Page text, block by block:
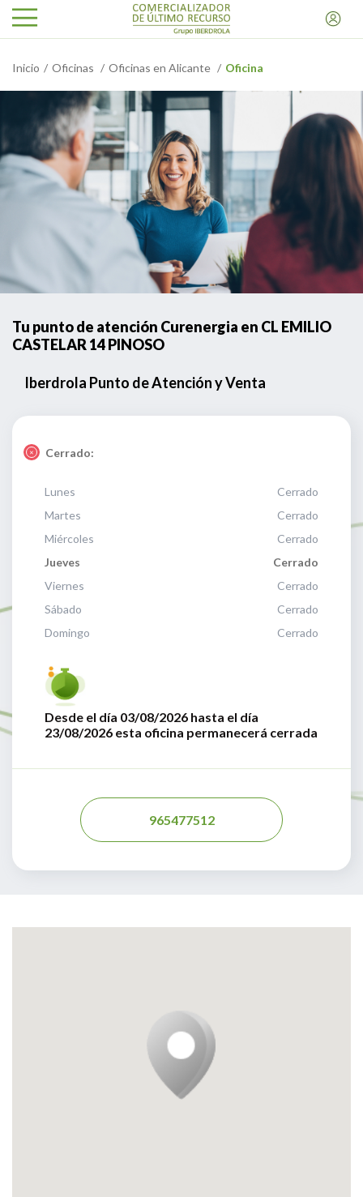
Inicio Oficinas Oficinas en Alicante Oficina
Tu punto de atención Curenergia en CL EMILIO
CASTELAR 14 PINOSO
Iberdrola Punto de Atención y Venta
Cerrado:
Lunes
Cerrado
Martes
Cerrado
Miércoles
Cerrado
Jueves
Cerrado
Viernes
Cerrado
Sábado
Cerrado
Domingo
Cerrado
Desde el día 03/08/2026 hasta el día
23/08/2026 esta oficina permanecerá cerrada
965477512